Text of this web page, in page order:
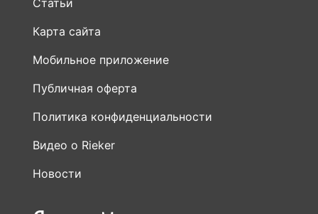
Публичная оферта
Политика конфиденциальности
Видео о Rieker
Новости